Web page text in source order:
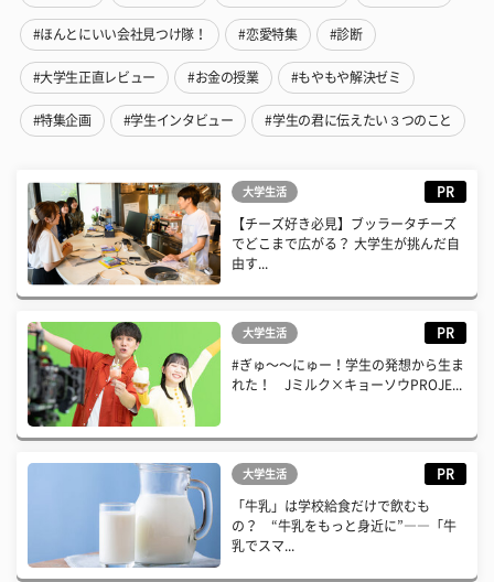
#ほんとにいい会社見つけ隊！ #恋愛特集 #診断
#大学生正直レビュー #お金の授業 #もやもや解決ゼミ
#特集企画 #学生インタビュー #学生の君に伝えたい３つのこと
大学生活 PR
【チーズ好き必見】ブッラータチーズ
でどこまで広がる？ 大学生が挑んだ自
由す...
大学生活 PR
#ぎゅ〜〜にゅー！学生の発想から生ま
れた！ Jミルク×キョーソウPROJE...
大学生活 PR
「牛乳」は学校給食だけで飲むも
の？ “牛乳をもっと身近に”――「牛
乳でスマ...